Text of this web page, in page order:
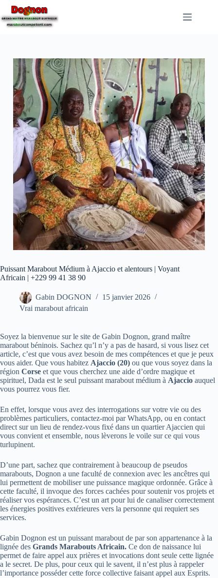
Puissant Marabout Médium à Ajaccio et alentours | Voyant
Africain | +229 99 41 38 90
Gabin DOGNON
15 janvier 2026
Vrai marabout africain
Soyez la bienvenue sur le site de Gabin Dognon, grand maître
marabout béninois. Sachez qu’l n’y a pas de hasard, si vous lisez cet
article, c’est que vous avez besoin de mes compétences et que je peux
vous aider. Que vous habitez Ajaccio (20) ou que vous soyez dans la
région Corse et que vous cherchez une aide d’ordre magique et
spirituel, Dada est le seul puissant marabout médium à Ajaccio auquel
vous pourrez vous fier.
En effet, lorsque vous avez des interrogations sur votre vie ou des
problèmes particuliers, contactez-moi par WhatsApp, ou en contact
direct sur un lieu de rendez-vous fixé dans un quartier Ajaccien qui
vous convient et ensemble, nous lèverons le voile sur ce qui vous
turlupinent.
D’une part, sachez que contrairement à beaucoup de pseudos
marabouts, Dognon a une faculté de connexion avec les ancêtres qui
lui permettent de mobiliser une puissance magique ordonnée. Grâce à
cette faculté, il invoque des forces cachées pour soutenir vos projets et
réaliser vos espérances. C’est un art pour lui de canaliser correctement
les énergies positives extérieures vers la personne qui requiert ses
services.
Gabin Dognon est un puissant marabout de par son appartenance à la
lignée des Grands Marabouts Africain. Ce don de naissance lui
permet de faire appel aux prières et invocations dont seule cette lignée
a le secret. De plus, pour ceux qui le savent, il n’est plus à rappeler
l’importance posséder cette force collective faisant appel aux Esprits.